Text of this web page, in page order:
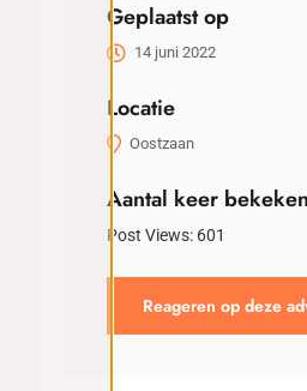
Geplaatst op
14 juni 2022
Locatie
Oostzaan
Aantal keer bekeken
Post Views: 601
Reageren op deze